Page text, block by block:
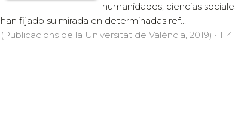
humanidades, ciencias
han fijado su mirada en determinadas ref...
(Publicacions de la Universitat de València, 2019) · 114